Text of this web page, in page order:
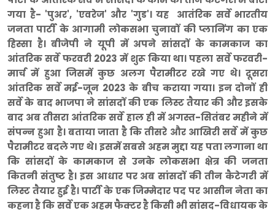
गया है- 'पुअर', 'एवरेज' और 'गुड'। यह आतंरिक सर्वे भारतीय
जनता पार्टी के आगामी लोकसभा चुनावों की प्लानिंग का एक
हिस्सा है। बीजेपी ने यूपी में अपने सांसदों के कामकाज का
आंतरिक सर्वे फरवरी 2023 में शुरू किया था। पहला सर्वे फरवरी-
मार्च में हुआ जिसमें कुछ अलग पैरामीटर रखे गए थे। दूसरा
आंतरिक सर्वे मई-जून 2023 के बीच कराया गया। इन दोनों ही
सर्वे के बाद भाजपा ने सांसदों की एक लिस्ट तैयार की और इसके
बाद अब तीसरा आंतरिक सर्वे हाल ही में अगस्त-सितंबर महीने में
संपन्न हुआ है। बताया जाता है कि तीसरे और आखिरी सर्वे में कुछ
पैरामीटर बदले गए थे। इसमें सबसे अहम मुद्दा यह पता लगाना था
कि सांसदों के कामकाज से उनके लोकसभा क्षेत्र की जनता
कितनी संतुष्ट है। इस आधार पर अब सांसदों की तीन कैटेगरी में
लिस्ट तैयार हुई है। पार्टी के एक जिम्मेदार पद पर आसीन नेता का
कहना है कि सर्वे एक अहम फैक्टर है किसी भी सांसद-विधायक के